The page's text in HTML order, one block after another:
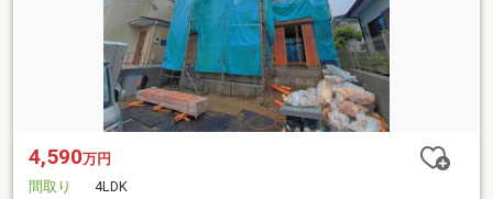
4,590万円
間取り
4LDK